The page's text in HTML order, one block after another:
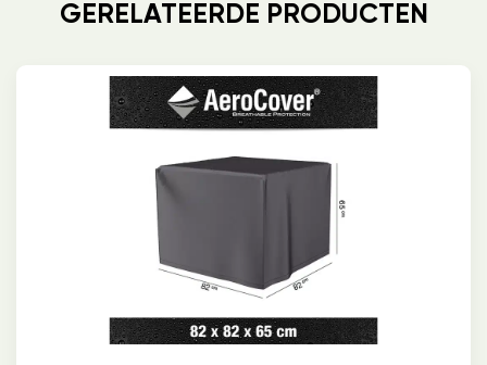
GERELATEERDE PRODUCTEN